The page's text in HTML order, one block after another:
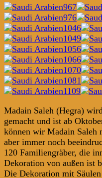
Madain Saleh (Hegra)
gemacht und ist ab
können wir Madain Saleh
aber immer noch
120 Familiengräber, die
Dekoration von außen ist
Die Dekoration mit